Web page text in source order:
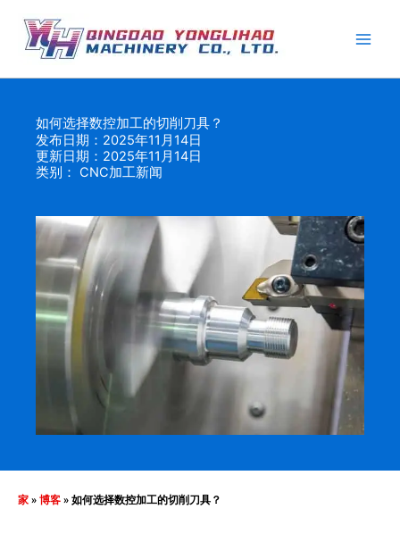
容
如何选择数控加工的切削刀具？
发布日期：2025年11月14日
更新日期：2025年11月14日
类别： CNC加工新闻
家»博客»如何选择数控加工的切削刀具？